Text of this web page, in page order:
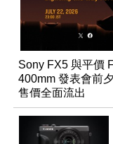
Sony FX5 與平價
400mm 發表會前
售價全面流出